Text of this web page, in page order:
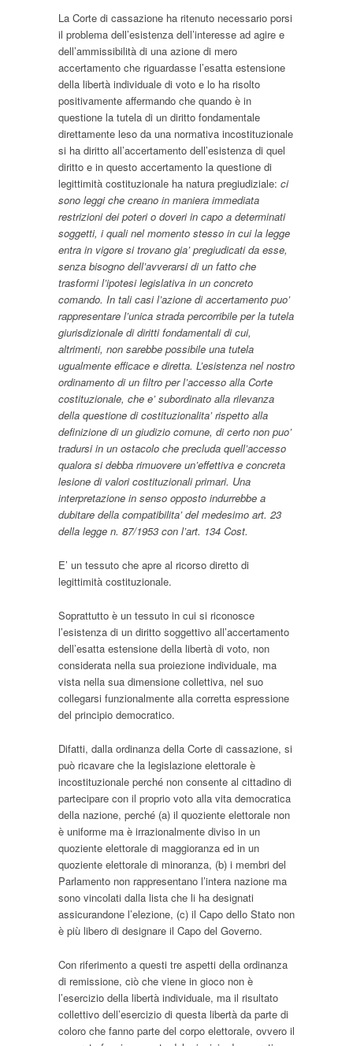
La Corte di cassazione ha ritenuto necessario porsi
il problema dell’esistenza dell’interesse ad agire e
dell’ammissibilità di una azione di mero
accertamento che riguardasse l’esatta estensione
della libertà individuale di voto e lo ha risolto
positivamente affermando che quando è in
questione la tutela di un diritto fondamentale
direttamente leso da una normativa incostituzionale
si ha diritto all’accertamento dell’esistenza di quel
diritto e in questo accertamento la questione di
legittimità costituzionale ha natura pregiudiziale: ci
sono leggi che creano in maniera immediata
restrizioni dei poteri o doveri in capo a determinati
soggetti, i quali nel momento stesso in cui la legge
entra in vigore si trovano gia’ pregiudicati da esse,
senza bisogno dell’avverarsi di un fatto che
trasformi l’ipotesi legislativa in un concreto
comando. In tali casi l’azione di accertamento puo’
rappresentare l’unica strada percorribile per la tutela
giurisdizionale di diritti fondamentali di cui,
altrimenti, non sarebbe possibile una tutela
ugualmente efficace e diretta. L’esistenza nel nostro
ordinamento di un filtro per l’accesso alla Corte
costituzionale, che e’ subordinato alla rilevanza
della questione di costituzionalita’ rispetto alla
definizione di un giudizio comune, di certo non puo’
tradursi in un ostacolo che precluda quell’accesso
qualora si debba rimuovere un’effettiva e concreta
lesione di valori costituzionali primari. Una
interpretazione in senso opposto indurrebbe a
dubitare della compatibilita’ del medesimo art. 23
della legge n. 87/1953 con l’art. 134 Cost.
E’ un tessuto che apre al ricorso diretto di
legittimità costituzionale.
Soprattutto è un tessuto in cui si riconosce
l’esistenza di un diritto soggettivo all’accertamento
dell’esatta estensione della libertà di voto, non
considerata nella sua proiezione individuale, ma
vista nella sua dimensione collettiva, nel suo
collegarsi funzionalmente alla corretta espressione
del principio democratico.
Difatti, dalla ordinanza della Corte di cassazione, si
può ricavare che la legislazione elettorale è
incostituzionale perché non consente al cittadino di
partecipare con il proprio voto alla vita democratica
della nazione, perché (a) il quoziente elettorale non
è uniforme ma è irrazionalmente diviso in un
quoziente elettorale di maggioranza ed in un
quoziente elettorale di minoranza, (b) i membri del
Parlamento non rappresentano l’intera nazione ma
sono vincolati dalla lista che li ha designati
assicurandone l’elezione, (c) il Capo dello Stato non
è più libero di designare il Capo del Governo.
Con riferimento a questi tre aspetti della ordinanza
di remissione, ciò che viene in gioco non è
l’esercizio della libertà individuale, ma il risultato
collettivo dell’esercizio di questa libertà da parte di
coloro che fanno parte del corpo elettorale, ovvero il